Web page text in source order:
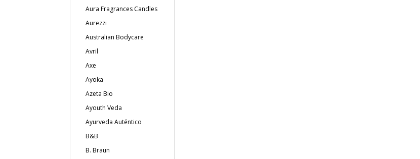
Aura Fragrances Candles
Aurezzi
Australian Bodycare
Avril
Axe
Ayoka
Azeta Bio
Ayouth Veda
Ayurveda Auténtico
B&B
B. Braun